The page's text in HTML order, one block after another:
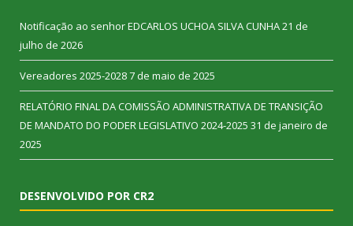
Notificação ao senhor EDCARLOS UCHOA SILVA CUNHA21 de
julho de 2026
Vereadores 2025-20287 de maio de 2025
RELATÓRIO FINAL DA COMISSÃO ADMINISTRATIVA DE TRANSIÇÃO
DE MANDATO DO PODER LEGISLATIVO 2024-2025 31 de janeiro de
2025
DESENVOLVIDO POR CR2